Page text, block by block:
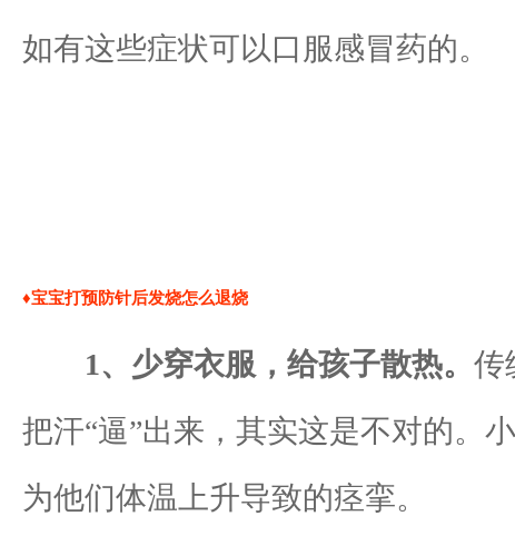
如有这些症状可以口服感冒药的。
♦宝宝打预防针后发烧怎么退烧
1、少穿衣服，给孩子散热。 传
把汗“逼”出来，其实这是不对的。
为他们体温上升导致的痉挛。